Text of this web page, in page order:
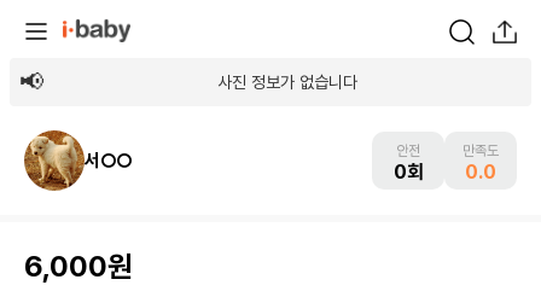
사진 정보가 없습니다
서○○ 안전
0회
만족도
0.0
6,000원